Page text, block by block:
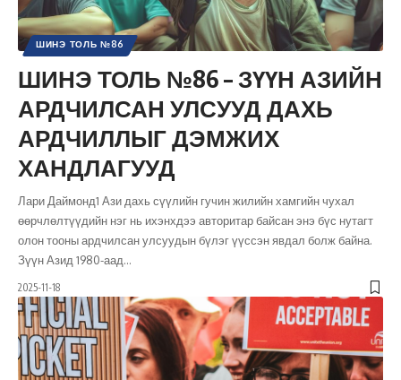
ШИНЭ ТОЛЬ №86
ШИНЭ ТОЛЬ №86 – ЗҮҮН АЗИЙН
АРДЧИЛСАН УЛСУУД ДАХЬ
АРДЧИЛЛЫГ ДЭМЖИХ
ХАНДЛАГУУД
Лари Даймонд1 Ази дахь сүүлийн гучин жилийн хамгийн чухал
өөрчлөлтүүдийн нэг нь ихэнхдээ авторитар байсан энэ бүс нутагт
олон тооны ардчилсан улсуудын бүлэг үүссэн явдал болж байна.
Зүүн Азид 1980-аад…
2025-11-18